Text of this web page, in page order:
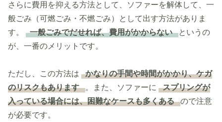
さらに費用を抑える方法として、ソファーを解体して、一
般ごみ（可燃ごみ・不燃ごみ）として出す方法がありま
す。
一般ごみでだせれば、費用がかからない というの
が、一番のメリットです。
ただし、この方法は
かなりの手間や時間がかかり、ケガ
のリスクもあります 。また、ソファーに
スプリングが
入っている場合には、困難なケースも多くある ので注意
が必要です。